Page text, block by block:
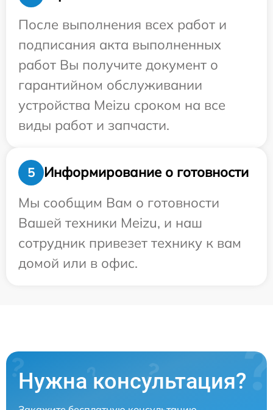
После выполнения всех работ и
подписания акта выполненных
работ Вы получите документ о
гарантийном обслуживании
устройства Meizu сроком на все
виды работ и запчасти.
5
Информирование о готовности
Мы сообщим Вам о готовности
Вашей техники Meizu, и наш
сотрудник привезет технику к вам
домой или в офис.
Нужна консультация?